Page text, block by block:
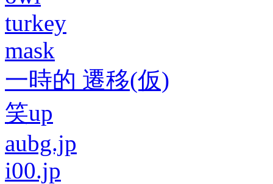
turkey
mask
一時的 遷移(仮)
笑up
aubg.jp
i00.jp